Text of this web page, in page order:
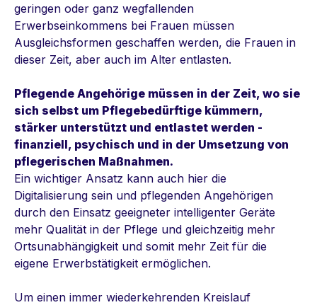
geringen oder ganz wegfallenden
Erwerbseinkommens bei Frauen müssen
Ausgleichsformen geschaffen werden, die Frauen in
dieser Zeit, aber auch im Alter entlasten.
Pflegende Angehörige müssen in der Zeit, wo sie
sich selbst um Pflegebedürftige kümmern,
stärker unterstützt und entlastet werden -
finanziell, psychisch und in der Umsetzung von
pflegerischen Maßnahmen.
Ein wichtiger Ansatz kann auch hier die
Digitalisierung sein und pflegenden Angehörigen
durch den Einsatz geeigneter intelligenter Geräte
mehr Qualität in der Pflege und gleichzeitig mehr
Ortsunabhängigkeit und somit mehr Zeit für die
eigene Erwerbstätigkeit ermöglichen.
Um einen immer wiederkehrenden Kreislauf